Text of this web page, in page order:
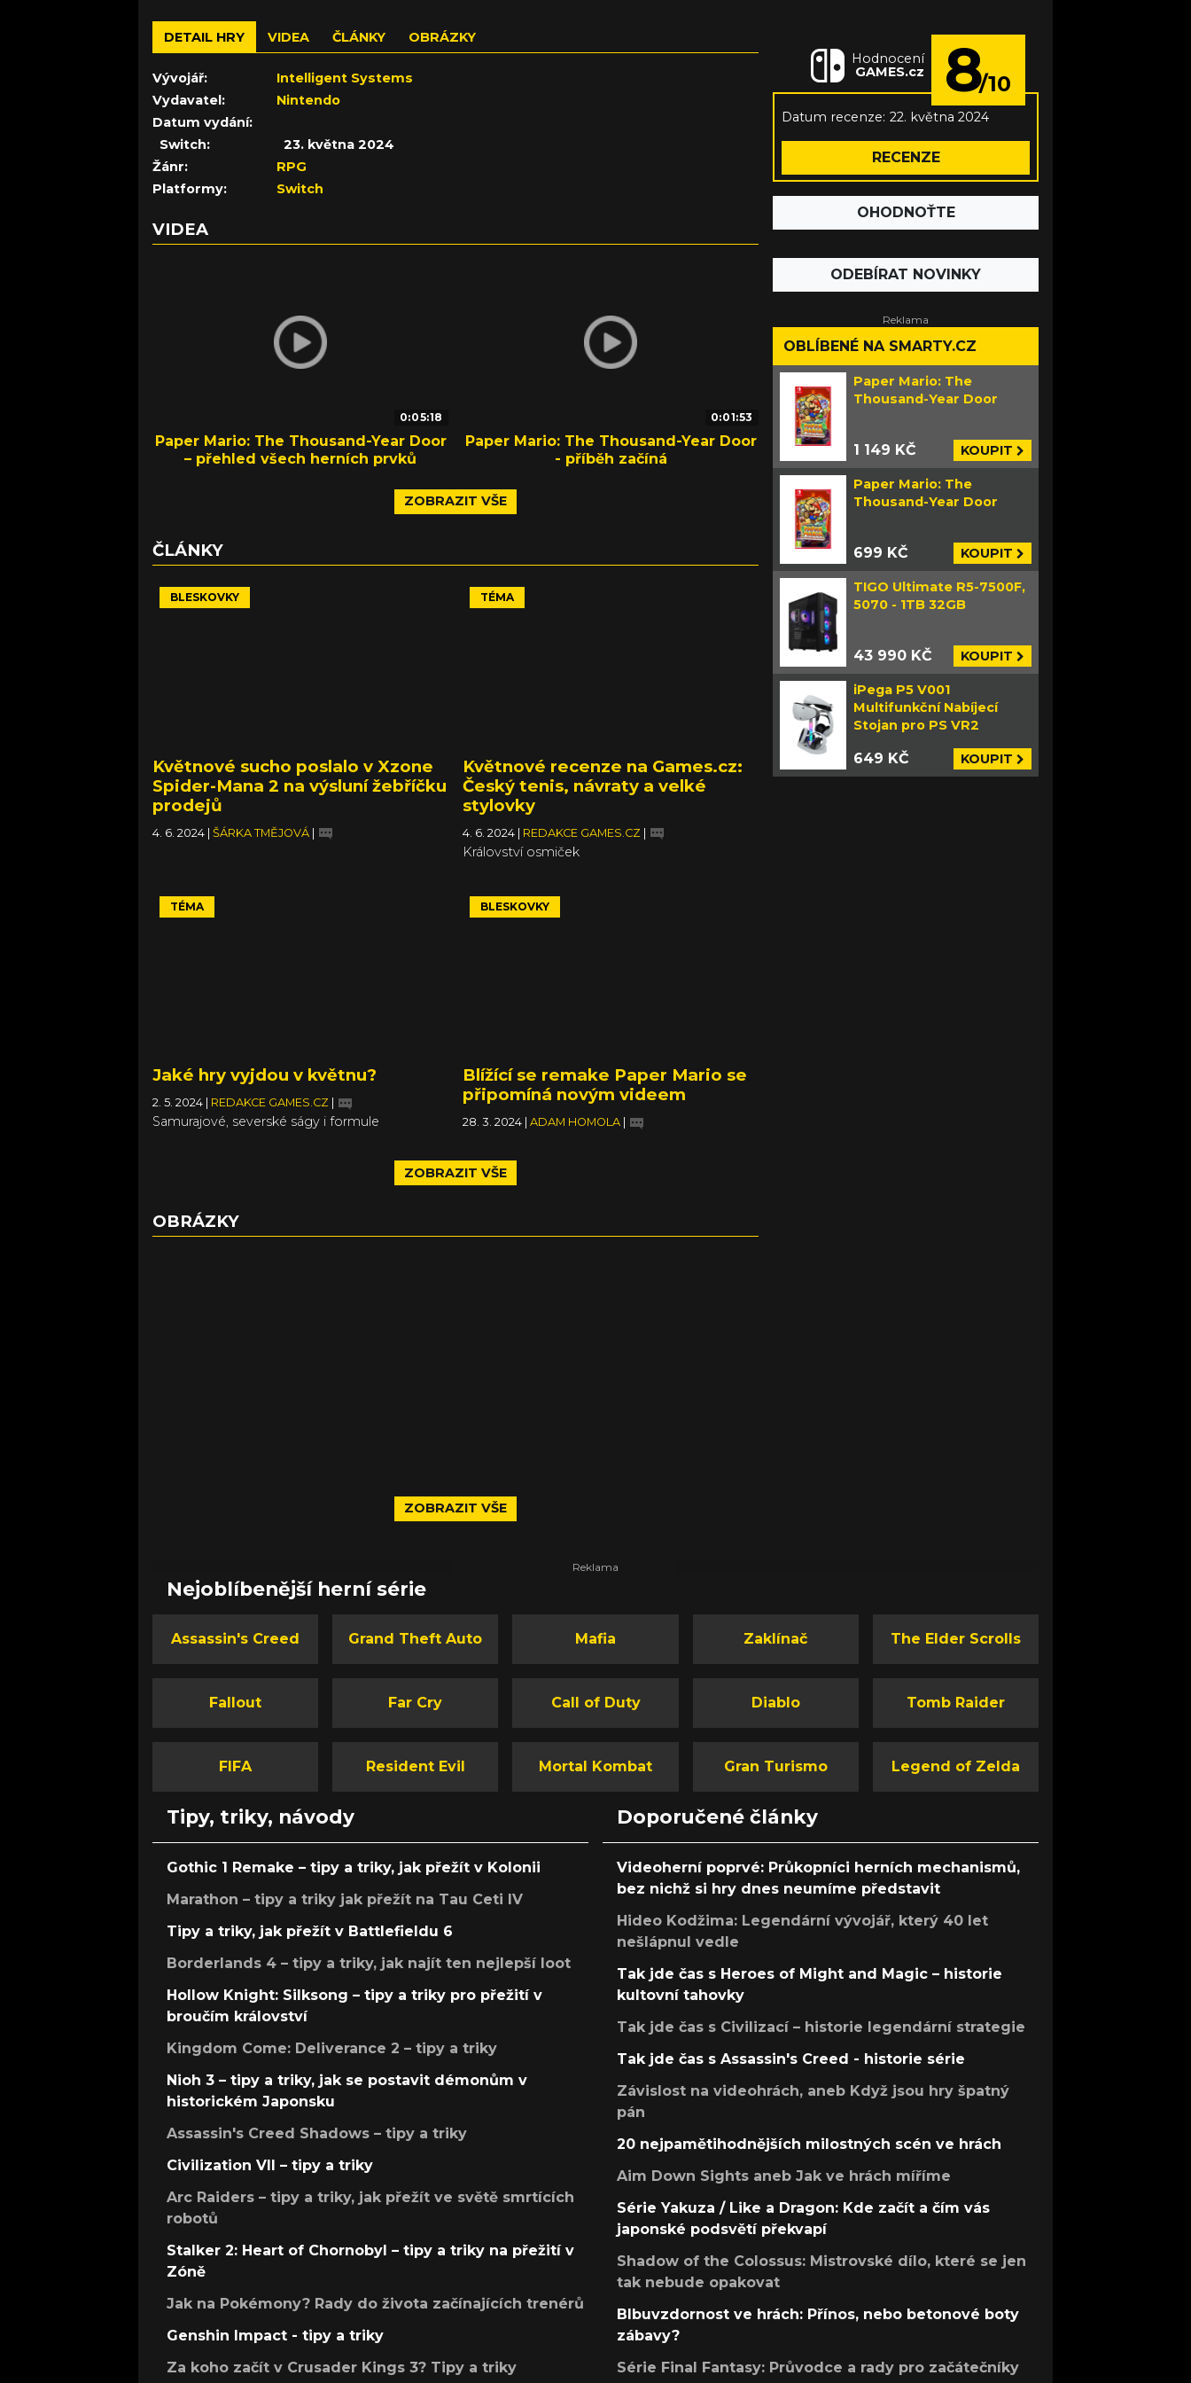
DETAIL HRY VIDEA ČLÁNKY OBRÁZKY
Vývojář:
Intelligent Systems
Vydavatel:
Nintendo
Datum vydání:
Switch:
23. května 2024
Žánr:
RPG
Platformy:
Switch
VIDEA
0:05:18
Paper Mario: The Thousand-Year Door
– přehled všech herních prvků
0:01:53
Paper Mario: The Thousand-Year Door
- příběh začíná
ZOBRAZIT VŠE
ČLÁNKY
BLESKOVKY
Květnové sucho poslalo v Xzone
Spider-Mana 2 na výsluní žebříčku
prodejů
4. 6. 2024 | ŠÁRKA TMĚJOVÁ |
TÉMA
Květnové recenze na Games.cz:
Český tenis, návraty a velké
stylovky
4. 6. 2024 | REDAKCE GAMES.CZ |
Království osmiček
TÉMA
Jaké hry vyjdou v květnu?
2. 5. 2024 REDAKCE GAMES.CZ
Samurajové, severské ságy i formule
BLESKOVKY
Blížící se remake Paper Mario se
připomíná novým videem
28. 3. 2024 ADAM HOMOLA
ZOBRAZIT VŠE
OBRÁZKY
ZOBRAZIT VŠE
Hodnocení
GAMES.cz
8/10
Datum recenze: 22. května 2024
RECENZE
OHODNOŤTE
ODEBÍRAT NOVINKY
OBLÍBENÉ NA SMARTY.CZ
Paper Mario: The
Thousand-Year Door
1 149 KČ KOUPIT
Paper Mario: The
Thousand-Year Door
699 KČ KOUPIT
TIGO Ultimate R5-7500F,
5070 - 1TB 32GB
43 990 KČ KOUPIT
iPega P5 V001
Multifunkční Nabíjecí
Stojan pro PS VR2
649 KČ KOUPIT
Nejoblíbenější herní série
Assassin's Creed Grand Theft Auto Mafia Zaklínač The Elder Scrolls
Fallout Far Cry Call of Duty Diablo Tomb Raider
FIFA Resident Evil Mortal Kombat Gran Turismo Legend of Zelda
Tipy, triky, návody
Gothic 1 Remake – tipy a triky, jak přežít v Kolonii
Marathon – tipy a triky jak přežít na Tau Ceti IV
Tipy a triky, jak přežít v Battlefieldu 6
Borderlands 4 – tipy a triky, jak najít ten nejlepší loot
Hollow Knight: Silksong – tipy a triky pro přežití v
broučím království
Kingdom Come: Deliverance 2 – tipy a triky
Nioh 3 – tipy a triky, jak se postavit démonům v
historickém Japonsku
Assassin's Creed Shadows – tipy a triky
Civilization VII – tipy a triky
Arc Raiders – tipy a triky, jak přežít ve světě smrtících
robotů
Stalker 2: Heart of Chornobyl – tipy a triky na přežití v
Zóně
Jak na Pokémony? Rady do života začínajících trenérů
Genshin Impact - tipy a triky
Za koho začít v Crusader Kings 3? Tipy a triky
Doporučené články
Videoherní poprvé: Průkopníci herních mechanismů,
bez nichž si hry dnes neumíme představit
Hideo Kodžima: Legendární vývojář, který 40 let
nešlápnul vedle
Tak jde čas s Heroes of Might and Magic – historie
kultovní tahovky
Tak jde čas s Civilizací – historie legendární strategie
Tak jde čas s Assassin's Creed - historie série
Závislost na videohrách, aneb Když jsou hry špatný
pán
20 nejpamětihodnějších milostných scén ve hrách
Aim Down Sights aneb Jak ve hrách míříme
Série Yakuza / Like a Dragon: Kde začít a čím vás
japonské podsvětí překvapí
Shadow of the Colossus: Mistrovské dílo, které se jen
tak nebude opakovat
Blbuvzdornost ve hrách: Přínos, nebo betonové boty
zábavy?
Série Final Fantasy: Průvodce a rady pro začátečníky